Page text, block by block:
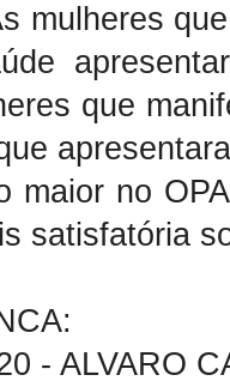
mulheres
que
maior no
satisfatória
- ALVARO